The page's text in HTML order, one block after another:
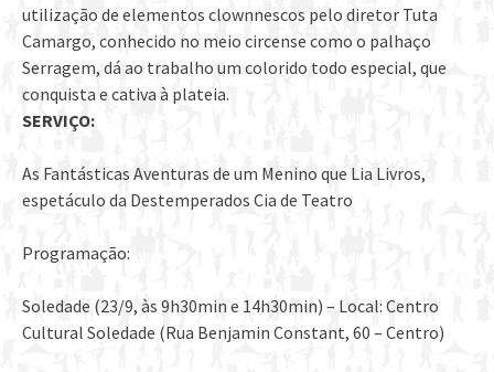
utilização de elementos clownnescos pelo diretor Tuta
Camargo, conhecido no meio circense como o palhaço
Serragem, dá ao trabalho um colorido todo especial, que
conquista e cativa à plateia.
SERVIÇO:
As Fantásticas Aventuras de um Menino que Lia Livros,
espetáculo da Destemperados Cia de Teatro
Programação:
Soledade (23/9, às 9h30min e 14h30min) – Local: Centro
Cultural Soledade (Rua Benjamin Constant, 60 – Centro)